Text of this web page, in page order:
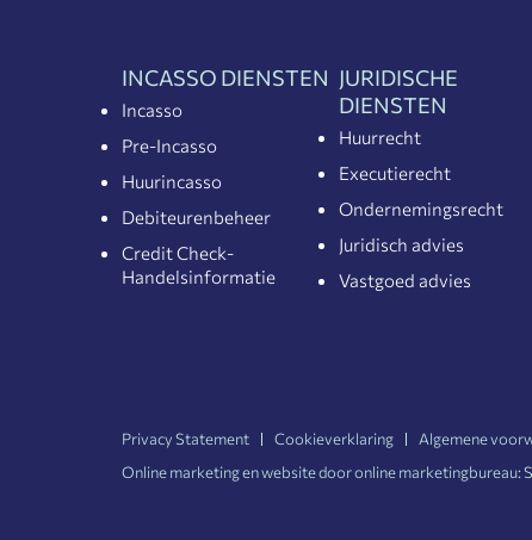
INCASSO DIENSTEN
Incasso
Pre-Incasso
Huurincasso
Debiteurenbeheer
Credit Check-
Handelsinformatie
JURIDISCHE
DIENSTEN
Huurrecht
Executierecht
Ondernemingsrecht
Juridisch advies
Vastgoed advies
Privacy Statement Cookieverklaring
Algemene
Online marketing en website door online marketingbureau: